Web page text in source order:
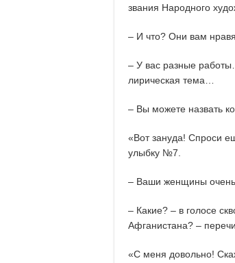
звания Народного
– И что? Они вам
– У вас разные
лирическая тема…
– Вы можете назвать
«Вот зануда! Спроси
улыбку №7.
– Ваши женщины
– Какие? – в голосе
Афганистана? –
«С меня довольно!